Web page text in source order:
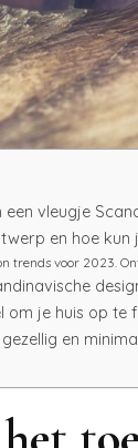
vleugje
en hoe kun
trends voor 2023.
om je huis op te
en